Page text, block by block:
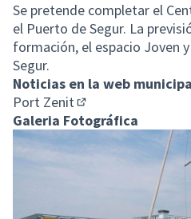
Se pretende completar el
el Puerto de Segur. La
formación, el espacio Joven
Segur.
Noticias en la web
Port Zenit
(Enlace externo)
Galeria Fotográfica